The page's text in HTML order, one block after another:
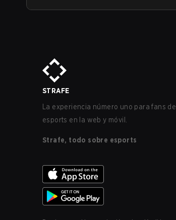
STRAFE
La experiencia número uno para fans de
esports en la web y móvil.
Strafe, todo sobre esports